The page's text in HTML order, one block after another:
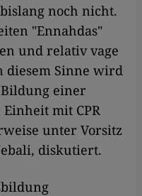
noch nicht.
"Ennahdas"
und relativ vage
diesem Sinne wird
einer
mit CPR
unter Vorsitz
diskutiert.